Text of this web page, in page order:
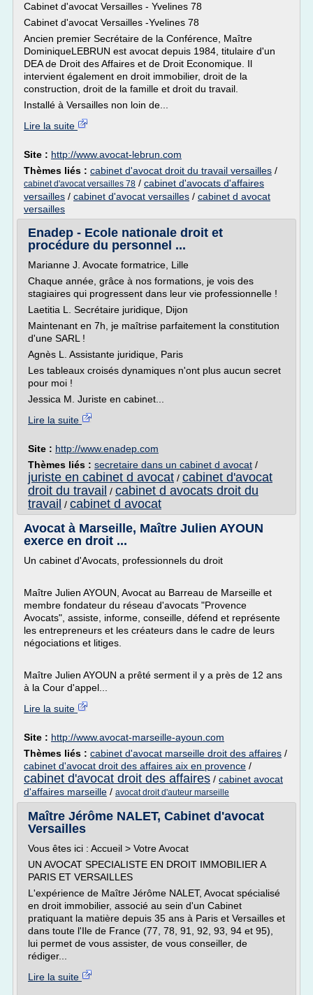
Cabinet d'avocat Versailles - Yvelines 78
Cabinet d'avocat Versailles -Yvelines 78
Ancien premier Secrétaire de la Conférence, Maître
DominiqueLEBRUN est avocat depuis 1984, titulaire d'un
DEA de Droit des Affaires et de Droit Economique. Il
intervient également en droit immobilier, droit de la
construction, droit de la famille et droit du travail.
Installé à Versailles non loin de...
Lire la suite
Site : http://www.avocat-lebrun.com
Thèmes liés : cabinet d'avocat droit du travail versailles /
cabinet d'avocat versailles 78 / cabinet d'avocats d'affaires
versailles / cabinet d'avocat versailles / cabinet d avocat
versailles
Enadep - Ecole nationale droit et
procédure du personnel ...
Marianne J. Avocate formatrice, Lille
Chaque année, grâce à nos formations, je vois des
stagiaires qui progressent dans leur vie professionnelle !
Laetitia L. Secrétaire juridique, Dijon
Maintenant en 7h, je maîtrise parfaitement la constitution
d'une SARL !
Agnès L. Assistante juridique, Paris
Les tableaux croisés dynamiques n'ont plus aucun secret
pour moi !
Jessica M. Juriste en cabinet...
Lire la suite
Site : http://www.enadep.com
Thèmes liés : secretaire dans un cabinet d avocat /
juriste en cabinet d avocat / cabinet d'avocat
droit du travail / cabinet d avocats droit du
travail / cabinet d avocat
Avocat à Marseille, Maître Julien AYOUN
exerce en droit ...
Un cabinet d'Avocats, professionnels du droit
Maître Julien AYOUN, Avocat au Barreau de Marseille et
membre fondateur du réseau d'avocats "Provence
Avocats", assiste, informe, conseille, défend et représente
les entrepreneurs et les créateurs dans le cadre de leurs
négociations et litiges.
Maître Julien AYOUN a prêté serment il y a près de 12 ans
à la Cour d'appel...
Lire la suite
Site : http://www.avocat-marseille-ayoun.com
Thèmes liés : cabinet d'avocat marseille droit des affaires /
cabinet d'avocat droit des affaires aix en provence /
cabinet d'avocat droit des affaires / cabinet avocat
d'affaires marseille / avocat droit d'auteur marseille
Maître Jérôme NALET, Cabinet d'avocat
Versailles
Vous êtes ici : Accueil > Votre Avocat
UN AVOCAT SPECIALISTE EN DROIT IMMOBILIER A
PARIS ET VERSAILLES
L'expérience de Maître Jérôme NALET, Avocat spécialisé
en droit immobilier, associé au sein d'un Cabinet
pratiquant la matière depuis 35 ans à Paris et Versailles et
dans toute l'Ile de France (77, 78, 91, 92, 93, 94 et 95),
lui permet de vous assister, de vous conseiller, de
rédiger...
Lire la suite